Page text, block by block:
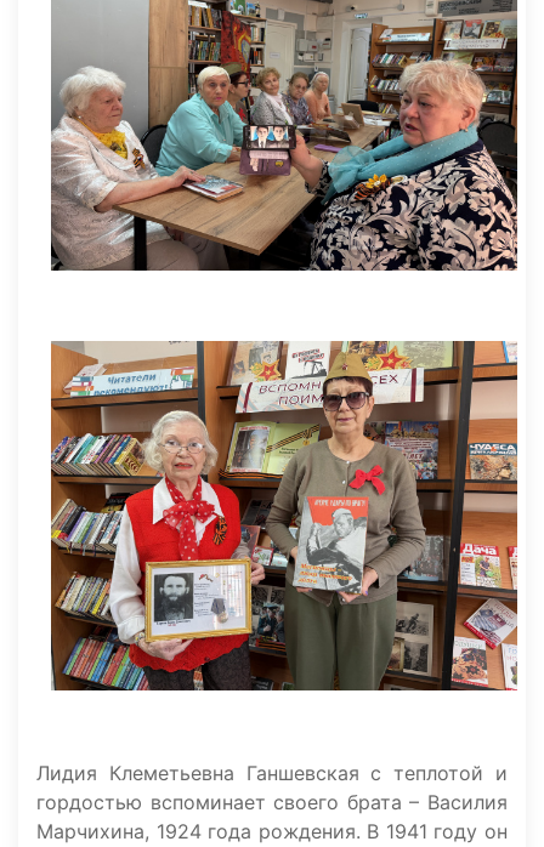
Лидия Клеметьевна Ганшевская с теплотой и
гордостью вспоминает своего брата – Василия
Марчихина, 1924 года рождения. В 1941 году он